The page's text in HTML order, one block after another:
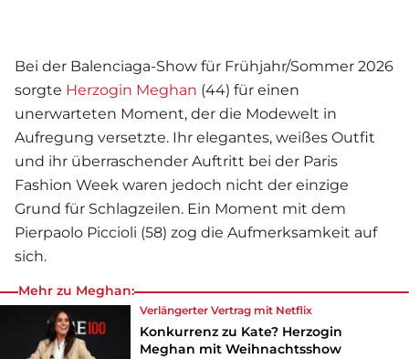
Bei der Balenciaga-Show für Frühjahr/Sommer 2026
sorgte Herzogin Meghan (44) für einen
unerwarteten Moment, der die Modewelt in
Aufregung versetzte. Ihr elegantes, weißes Outfit
und ihr überraschender Auftritt bei der Paris
Fashion Week waren jedoch nicht der einzige
Grund für Schlagzeilen. Ein Moment mit dem
Pierpaolo Piccioli (58) zog die Aufmerksamkeit auf
sich.
Mehr zu Meghan:
Verlängerter Vertrag mit Netflix
Konkurrenz zu Kate? Herzogin
Meghan mit Weihnachtsshow